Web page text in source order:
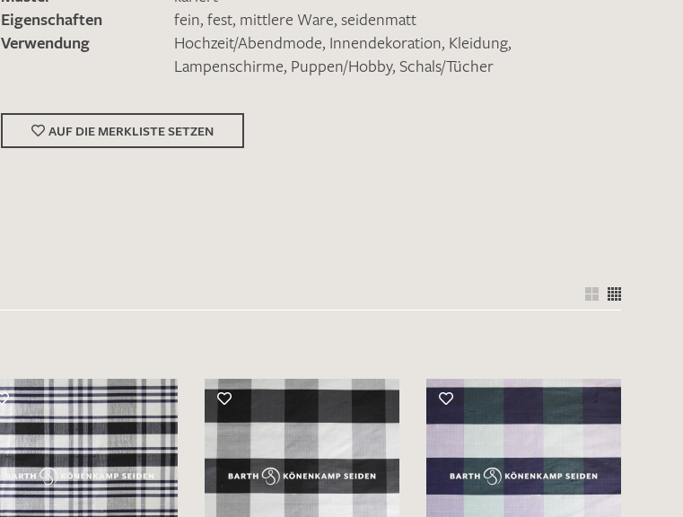
Eigenschaften
fein, fest, mittlere Ware, seidenmatt
Verwendung
Hochzeit/Abendmode, Innendekoration, Kleidung,
Lampenschirme, Puppen/Hobby, Schals/Tücher
AUF DIE MERKLISTE SETZEN